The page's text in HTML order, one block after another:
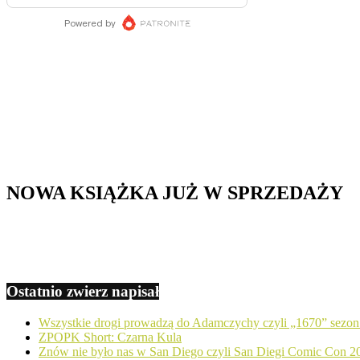
NOWA KSIĄŻKA JUŻ W SPRZEDAŻY
Ostatnio zwierz napisał
Wszystkie drogi prowadzą do Adamczychy czyli „1670”
ZPOPK Short: Czarna Kula
Znów nie było nas w San Diego czyli San Diegi Comic Con